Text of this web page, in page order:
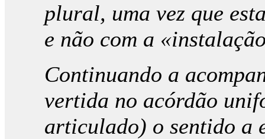
plural, uma vez que
e não com a
Continuando a
vertida no acórdão
articulado) o sentido a